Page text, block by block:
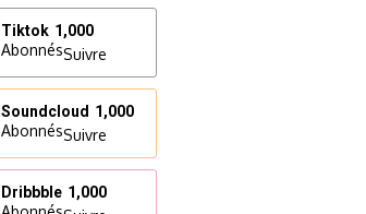
Tiktok 1,000
AbonnésSuivre
Soundcloud 1,000
AbonnésSuivre
Dribbble 1,000